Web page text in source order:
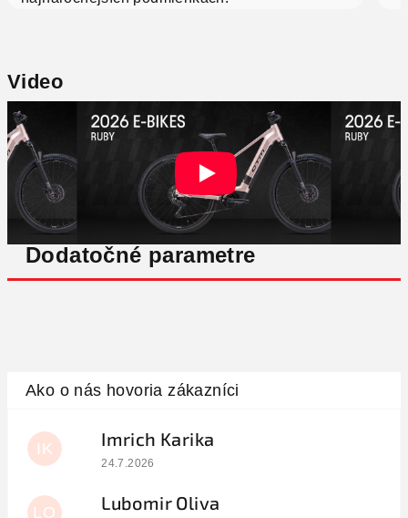
Video
Dodatočné parametre
IK Imrich Karika
Hodnotenie obchodu je 5 z 5 hviezdičiek.
24.7.2026
LO Lubomir Oliva